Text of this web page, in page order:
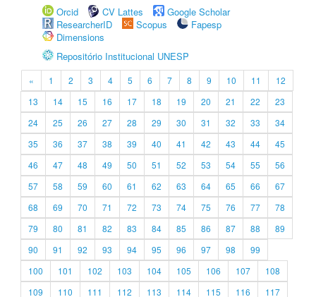
Orcid
CV Lattes
Google Scholar
ResearcherID
Scopus
Fapesp
Dimensions
Repositório Institucional UNESP
« 1 2 3 4 5 6 7 8 9 10 11
12
13
14 15 16 17 18 19 20 21 22
23
24
25 26 27 28 29 30 31 32 33
34
35
36 37 38 39 40 41 42 43 44
45
46
47 48 49 50 51 52 53 54 55
56
57
58 59 60 61 62 63 64 65 66
67
68
69 70 71 72 73 74 75 76 77
78
79
80 81 82 83 84 85 86 87 88
89
90
91 92 93 94 95 96 97 98
99
100
101 102 103 104 105 106 107
108
109
110 111 112 113 114 115 116 117